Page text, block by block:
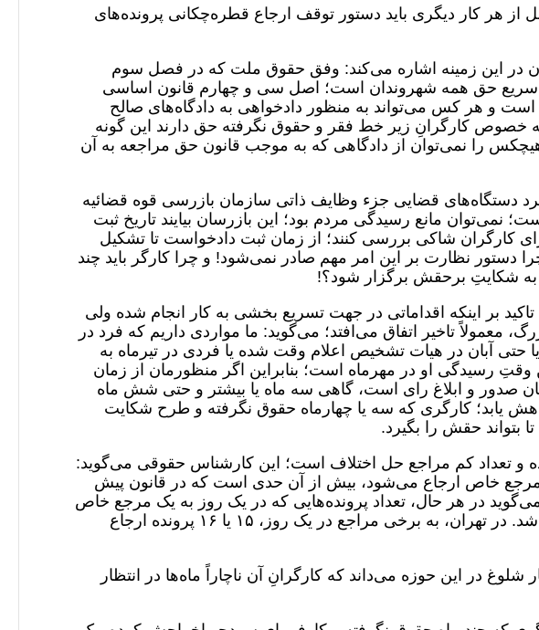
از هر کار دیگری باید دستور توقف ارجاع قطره‌چکانی پرونده‌‌های
در این زمینه اشاره می‌کند: وفق حقوق ملت که در فصل سوم
سریع حق همه شهروندان است؛ اصل سی و چهارم قانون اساسی
و هر کس می‌تواند به منظور دادخواهی به دادگاه‌های صالح
به خصوص کارگرانِ زیر خط فقر و حقوق نگرفته حق دارند این گونه
را نمی‌توان از دادگاهی که به موجب قانون حق مراجعه به آن
دستگاه‌های قضایی جزء وظایف ذاتی سازمان بازرسی قوه قضائیه
نمی‌توان مانع رسیدگی مردم بود؛ این بازرسان بیایند تاریخ ثبت
کارگران شاکی بررسی کنند؛ از زمان ثبت دادخواست تا تشکیل
دستور نظارت بر این امر مهم صادر نمی‌شود! و چرا کارگر باید چند
به شکایتِ برحقش برگزار شود؟!
بر اینکه اقداماتی در جهت تسریع بخشی به کار انجام شده ولی
معمولاً تاخیر اتفاق می‌افتد؛ می‌گوید: ما مواردی داریم که فرد در
حتی آبان در هیات تشخیص اعلام وقت شده یا فردی در تیرماه به
رسیدگی او در مهرماه است؛ بنابراین اگر منظورمان از زمان
صدور و ابلاغ رای است، گاهی سه ماه یا بیشتر و حتی شش ماه
یابد؛ کارگری که سه یا چهارماه حقوق نگرفته و طرح شکایت
بتواند حقش را بگیرد.
و تعداد کم مراجع حل اختلاف است؛ این کارشناس حقوقی می‌گوید:
مرجع خاص ارجاع می‌شود، بیش از آن حدی است که در قانون پیش
دادرسی کار می‌گوید در هر حال، تعداد پرونده‌هایی که در یک روز به یک مرجع خاص
ارجاع می‌شود، نباید بیش از ۵ پرونده باشد. در تهران، به برخی مراجع در یک روز، ۱۵ یا ۱۶ پرونده ارجاع
در این حوزه می‌داند که کارگرانِ آن ناچاراً ماه‌ها در انتظار